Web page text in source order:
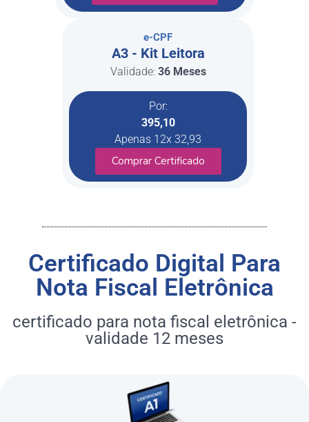
e-CPF
A3 - Kit Leitora
Validade: 36 Meses
Por:
395,10
Apenas 12x 32,93
Comprar Certificado
Certificado Digital Para
Nota Fiscal Eletrônica
certificado para nota fiscal eletrônica -
validade 12 meses